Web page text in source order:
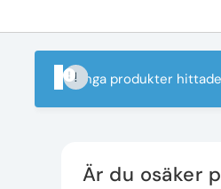
Inga produkter
Är du osäker